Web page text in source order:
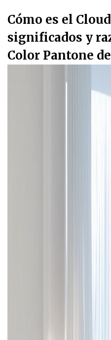
Cómo es el
significados y
Color Pantone